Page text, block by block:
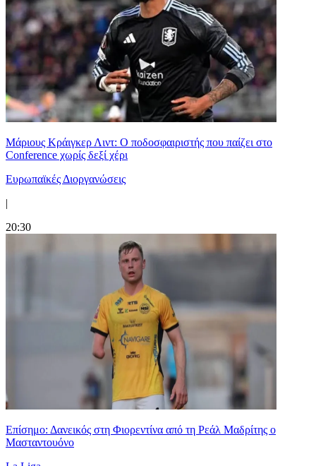
Μάριους Κράιγκερ Λιντ: Ο ποδοσφαιριστής που παίζει στο
Conference χωρίς δεξί χέρι
Ευρωπαϊκές Διοργανώσεις
|
20:30
Επίσημο: Δανεικός στη Φιορεντίνα από τη Ρεάλ Μαδρίτης ο
Μασταντουόνο